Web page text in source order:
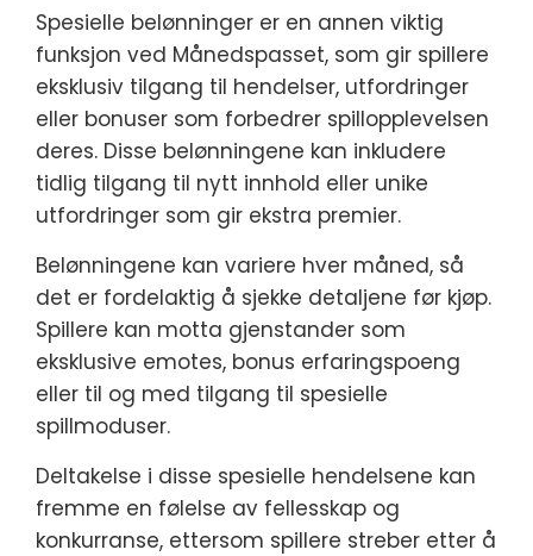
Spesielle belønninger er en annen viktig
funksjon ved Månedspasset, som gir spillere
eksklusiv tilgang til hendelser, utfordringer
eller bonuser som forbedrer spillopplevelsen
deres. Disse belønningene kan inkludere
tidlig tilgang til nytt innhold eller unike
utfordringer som gir ekstra premier.
Belønningene kan variere hver måned, så
det er fordelaktig å sjekke detaljene før kjøp.
Spillere kan motta gjenstander som
eksklusive emotes, bonus erfaringspoeng
eller til og med tilgang til spesielle
spillmoduser.
Deltakelse i disse spesielle hendelsene kan
fremme en følelse av fellesskap og
konkurranse, ettersom spillere streber etter å